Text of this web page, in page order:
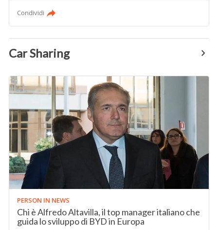
Condividi
Car Sharing
PERSON IN NEWS
Chi è Alfredo Altavilla, il top manager italiano che
guida lo sviluppo di BYD in Europa